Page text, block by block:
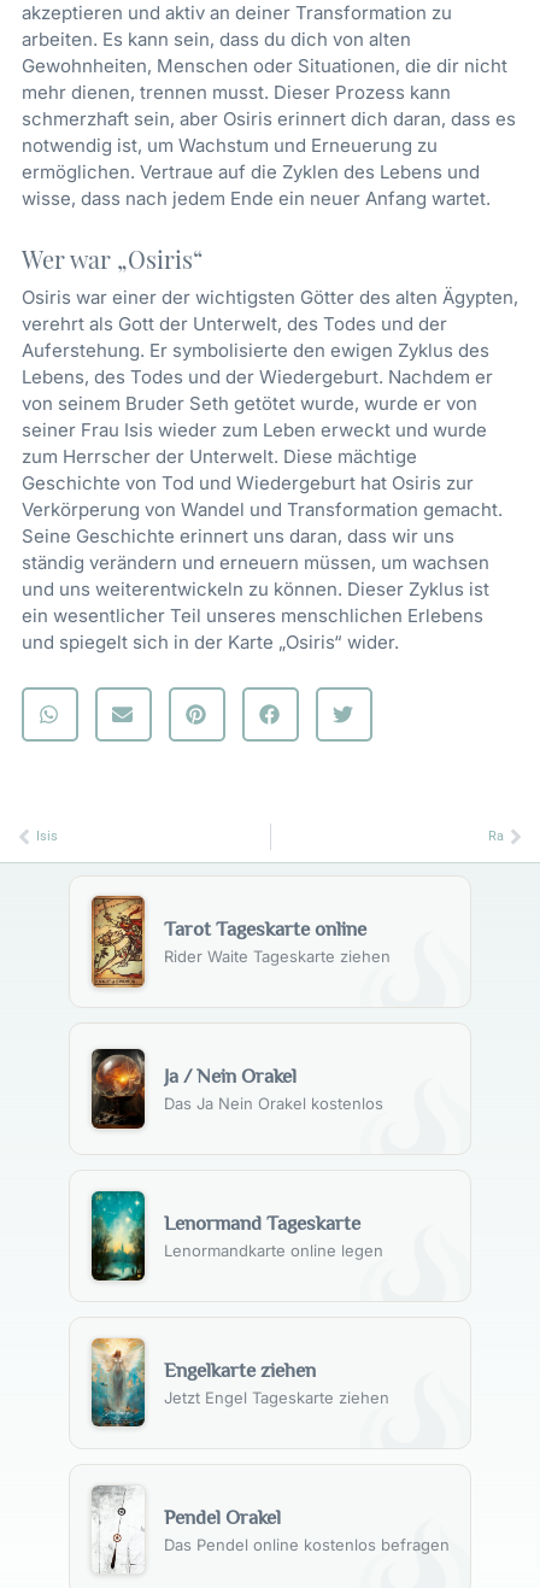
akzeptieren und aktiv an deiner Transformation zu
arbeiten. Es kann sein, dass du dich von alten
Gewohnheiten, Menschen oder Situationen, die dir nicht
mehr dienen, trennen musst. Dieser Prozess kann
schmerzhaft sein, aber Osiris erinnert dich daran, dass es
notwendig ist, um Wachstum und Erneuerung zu
ermöglichen. Vertraue auf die Zyklen des Lebens und
wisse, dass nach jedem Ende ein neuer Anfang wartet.
Wer war „Osiris“
Osiris war einer der wichtigsten Götter des alten Ägypten,
verehrt als Gott der Unterwelt, des Todes und der
Auferstehung. Er symbolisierte den ewigen Zyklus des
Lebens, des Todes und der Wiedergeburt. Nachdem er
von seinem Bruder Seth getötet wurde, wurde er von
seiner Frau Isis wieder zum Leben erweckt und wurde
zum Herrscher der Unterwelt. Diese mächtige
Geschichte von Tod und Wiedergeburt hat Osiris zur
Verkörperung von Wandel und Transformation gemacht.
Seine Geschichte erinnert uns daran, dass wir uns
ständig verändern und erneuern müssen, um wachsen
und uns weiterentwickeln zu können. Dieser Zyklus ist
ein wesentlicher Teil unseres menschlichen Erlebens
und spiegelt sich in der Karte „Osiris“ wider.
Zurück
Isis Ra
Tarot Tageskarte online
Rider Waite Tageskarte ziehen
Ja / Nein Orakel
Das Ja Nein Orakel kostenlos
Lenormand Tageskarte
Lenormandkarte online legen
Engelkarte ziehen
Jetzt Engel Tageskarte ziehen
Pendel Orakel
Das Pendel online kostenlos befragen